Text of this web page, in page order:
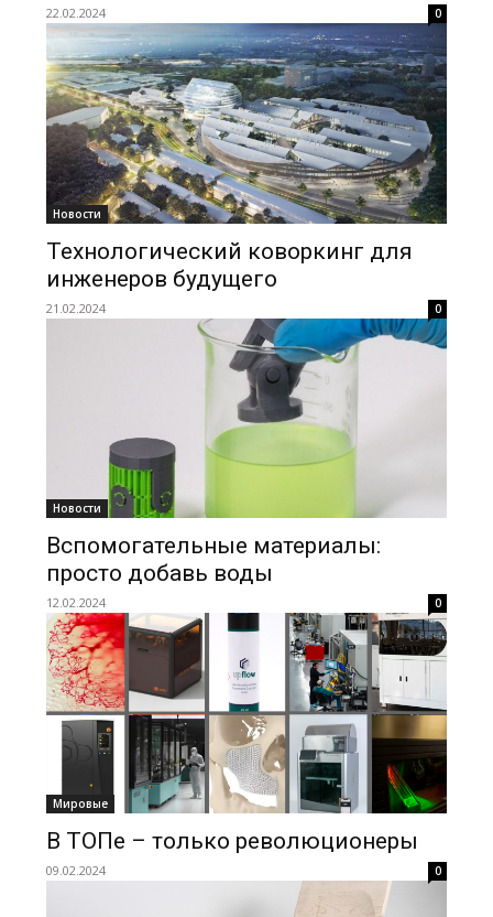
22.02.2024 0
Новости
Технологический коворкинг для
инженеров будущего
21.02.2024 0
Новости
Вспомогательные материалы:
просто добавь воды
12.02.2024 0
Мировые
В ТОПе – только революционеры
09.02.2024 0